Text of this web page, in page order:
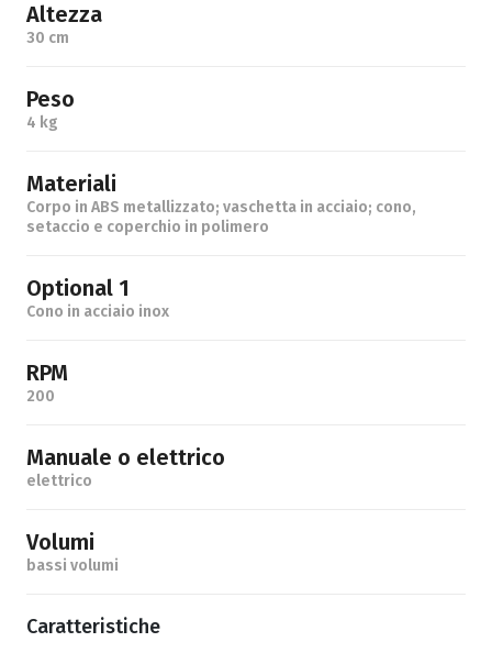
Altezza
30 cm
Peso
4 kg
Materiali
Corpo in ABS metallizzato; vaschetta in acciaio; cono,
setaccio e coperchio in polimero
Optional 1
Cono in acciaio inox
RPM
200
Manuale o elettrico
elettrico
Volumi
bassi volumi
Caratteristiche